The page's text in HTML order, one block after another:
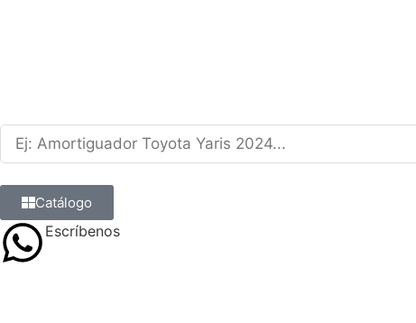
Catálogo
Escríbenos